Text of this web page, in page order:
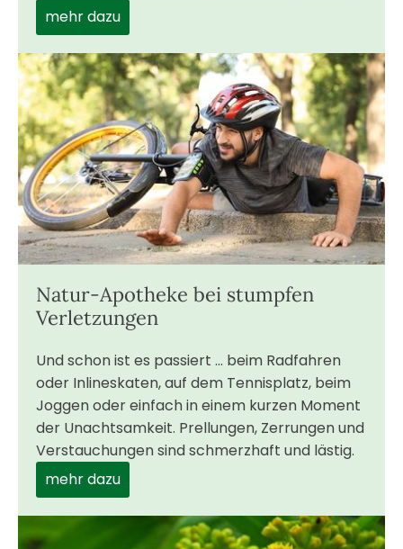
mehr dazu
Natur-Apotheke bei stumpfen
Verletzungen
Und schon ist es passiert ... beim Radfahren
oder Inlineskaten, auf dem Tennisplatz, beim
Joggen oder einfach in einem kurzen Moment
der Unachtsamkeit. Prellungen, Zerrungen und
Verstauchungen sind schmerzhaft und lästig.
mehr dazu